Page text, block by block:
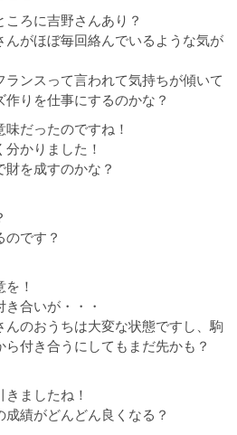
ろに吉野さんあり？
んがほぼ毎回絡んでいるような気が
ンスって言われて気持ちが傾いて
りを仕事にするのかな？
だったのですね！
かりました！
を成すのかな？
のです？
！
合いが・・・
んのおうちは大変な状態ですし、駒
付き合うにしてもまだ先かも？
ましたね！
績がどんどん良くなる？